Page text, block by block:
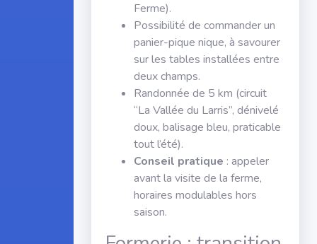
Ferme).
Possibilité de commander un
panier-pique nique, à savourer
sur les tables installées entre
deux champs.
Randonnée de 5 km (circuit
“La Vallée du Larris”, dénivelé
doux, balisage bleu, praticable
tout l’été).
Conseil pratique : appeler
avant la visite de la ferme,
horaires modulables hors
saison.